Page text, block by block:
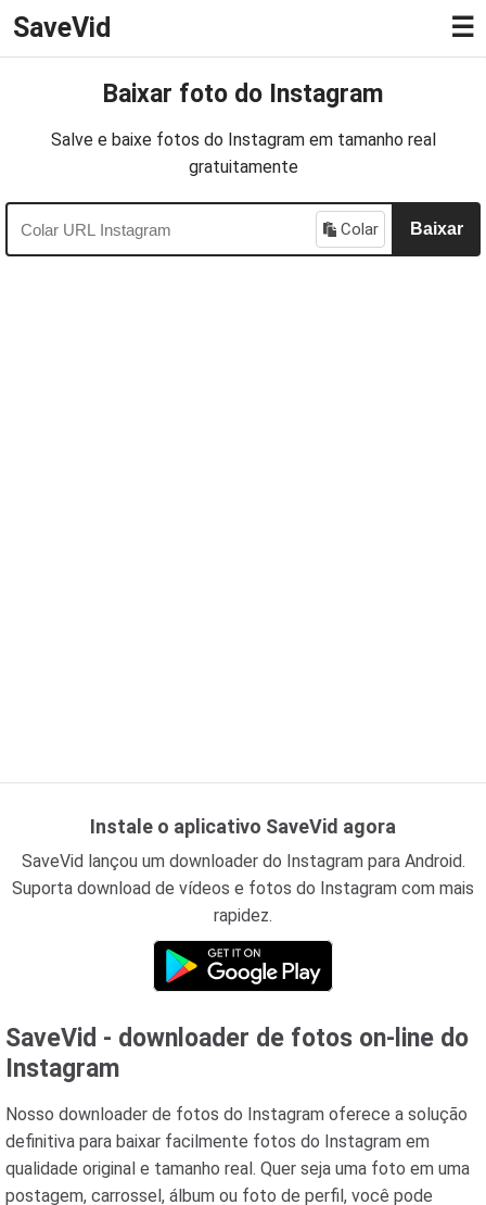
SaveVid ☰
Baixar foto do Instagram
Salve e baixe fotos do Instagram em tamanho real
gratuitamente
Colar Baixar
Instale o aplicativo SaveVid agora
SaveVid lançou um downloader do Instagram para Android.
Suporta download de vídeos e fotos do Instagram com mais
rapidez.
SaveVid - downloader de fotos on-line do
Instagram
Nosso downloader de fotos do Instagram oferece a solução
definitiva para baixar facilmente fotos do Instagram em
qualidade original e tamanho real. Quer seja uma foto em uma
postagem, carrossel, álbum ou foto de perfil, você pode